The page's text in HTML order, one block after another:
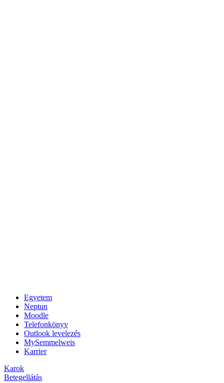
Egyetem
Neptun
Moodle
Telefonkönyv
Outlook levelezés
MySemmelweis
Karrier
Karok
Betegellátás